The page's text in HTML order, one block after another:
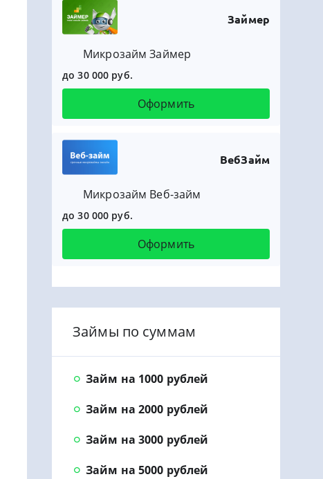
Займер
Микрозайм Займер
до 30 000 руб.
Оформить
ВебЗайм
Микрозайм Веб-займ
до 30 000 руб.
Оформить
Займы по суммам
Займ на 1000 рублей
Займ на 2000 рублей
Займ на 3000 рублей
Займ на 5000 рублей